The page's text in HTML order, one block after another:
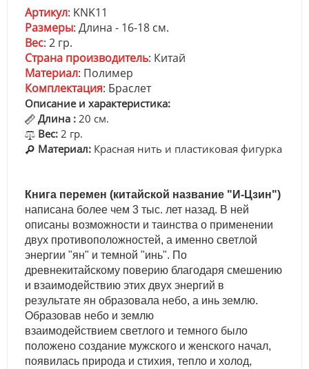
Артикул: KNK11
Размеры: Длина - 16-18 см.
Вес: 2 гр.
Страна производитель: Китай
Материал: Полимер
Комплектация: Браслет
Описание и характеристика:
Длина : 20 см.
Вес: 2 гр.
Материал: Красная нить и пластиковая фигурка
Книга перемен (китайской название "И-Цзин")
написана более чем 3 тыс. лет назад. В ней
описаны возможности и таинства о применении
двух противоположностей, а именно светлой
энергии "ян" и темной "инь". По
древнекитайскому поверию благодаря смешению
и взаимодействию этих двух энергий в
результате ян образовала небо, а инь землю.
Образовав небо и землю
взаимодействием светлого и темного было
положено создание мужского и женского начал,
появилась природа и стихия, тепло и холод,